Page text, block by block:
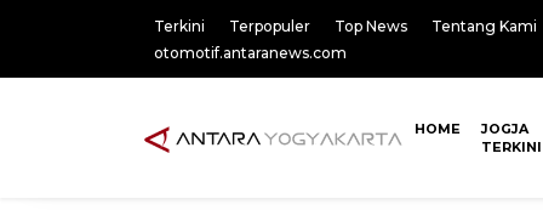
Terkini Terpopuler Top News
Tentang Kami
otomotif.antaranews.com
HOME
JOGJA
TERKINI